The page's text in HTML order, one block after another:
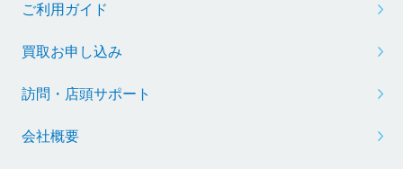
ご利用ガイド
買取お申し込み
訪問・店頭サポート
会社概要